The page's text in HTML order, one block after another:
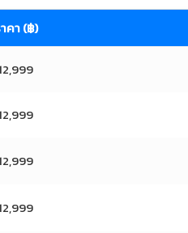
คา (฿)